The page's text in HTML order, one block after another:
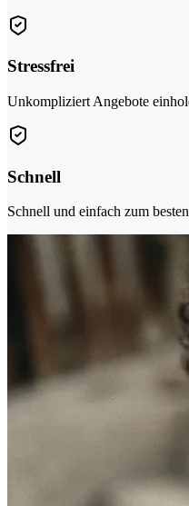
Stressfrei
Unkompliziert Angebote
Schnell
Schnell und einfach zum